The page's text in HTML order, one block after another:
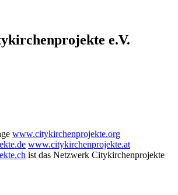
e.V.
www.citykirchenprojekte.org
www.citykirchenprojekte.at
ist das Netzwerk Citykirchenprojekte